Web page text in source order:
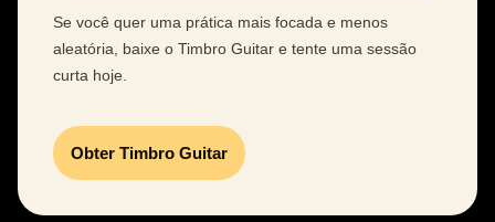
Se você quer uma prática mais focada e menos
aleatória, baixe o Timbro Guitar e tente uma sessão
curta hoje.
Obter Timbro Guitar